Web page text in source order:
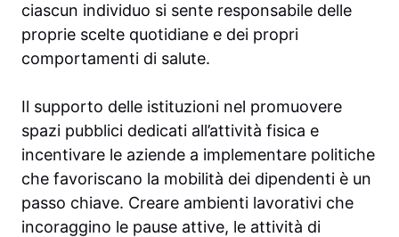
ciascun individuo si sente responsabile delle
proprie scelte quotidiane e dei propri
comportamenti di salute.
Il supporto delle istituzioni nel promuovere
spazi pubblici dedicati all’attività fisica e
incentivare le aziende a implementare politiche
che favoriscano la mobilità dei dipendenti è un
passo chiave. Creare ambienti lavorativi che
incoraggino le pause attive, le attività di